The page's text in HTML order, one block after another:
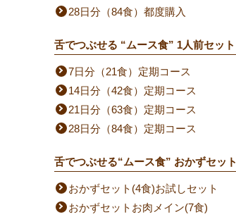
28日分（84食）都度購入
舌でつぶせる “ムース食” 1人前セット
7日分（21食）定期コース
14日分（42食）定期コース
21日分（63食）定期コース
28日分（84食）定期コース
舌でつぶせる“ムース食” おかずセット
おかずセット(4食)お試しセット
おかずセットお肉メイン(7食)